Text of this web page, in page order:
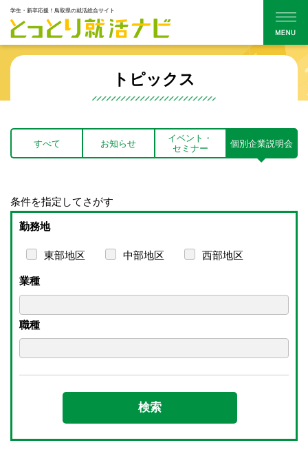
学生・新卒応援！鳥取県の就活総合サイト
トピックス
すべて お知らせ
イベント・
セミナー
個別企業説明会
条件を指定してさがす
勤務地
東部地区 中部地区 西部地区
業種
職種